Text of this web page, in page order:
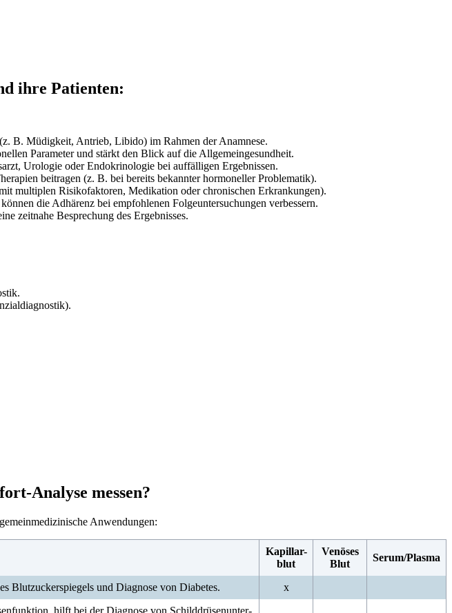
ihre Patienten:
B. Müdigkeit, Antrieb, Libido) im Rahmen der Anamnese.
Parameter und stärkt den Blick auf die Allgemeingesundheit.
Urologie oder Endokrinologie bei auffälligen Ergebnissen.
beitragen (z. B. bei bereits bekannter hormoneller Problematik).
multiplen Risikofaktoren, Medikation oder chronischen Erkrankungen).
die Adhärenz bei empfohlenen Folgeuntersuchungen verbessern.
zeitnahe Besprechung des Ergebnisses.
Analyse messen?
Anwendungen:
Kapillar-
blut
Venöses
Blut
Serum/Plasma
Blutzuckerspiegels und Diagnose von Diabetes. x